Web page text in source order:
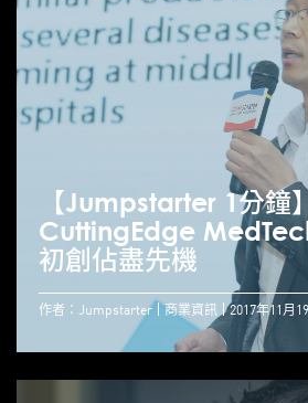
【Jumpstarter 1分鐘
CuttingEdge
初創佔盡先機
作者：Jumpstarter 商業資訊 2017年11月